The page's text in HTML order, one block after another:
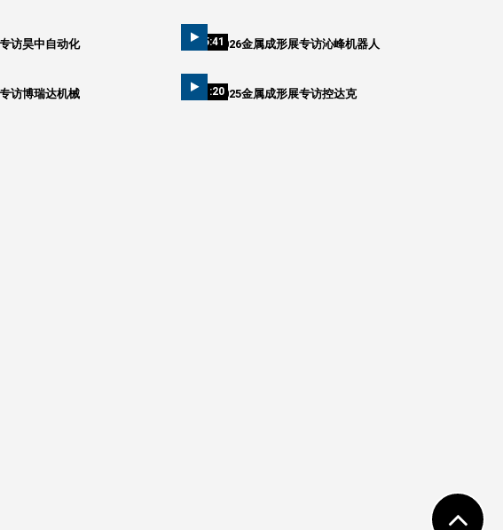
访昊中自动化 05:412026金属成形展专访沁峰机器人
访博瑞达机械 01:202025金属成形展专访控达克